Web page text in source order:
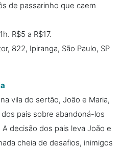
de passarinho que caem
R$5 a R$17.
822, Ipiranga, São Paulo, SP
vila do sertão, João e Maria,
pais sobre abandoná-los
decisão dos pais leva João e
cheia de desafios, inimigos